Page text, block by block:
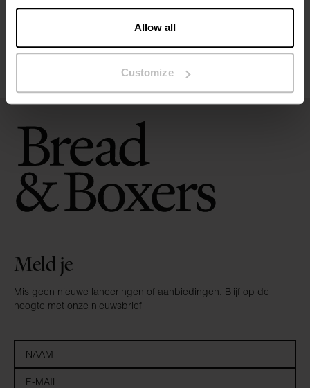
Allow all
Customize
Beoordelingen
Meld je
Mis geen nieuwe lanceringen of aanbiedingen. Blijf op de
hoogte met onze nieuwsbrief